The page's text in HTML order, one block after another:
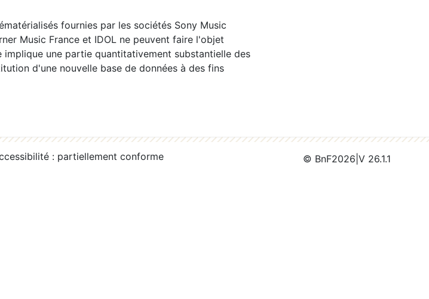
fournies par les sociétés Sony Music
Music France et IDOL ne peuvent faire l'objet
une partie quantitativement substantielle des
d'une nouvelle base de données à des fins
: partiellement conforme © BnF2026 V 26.1.1